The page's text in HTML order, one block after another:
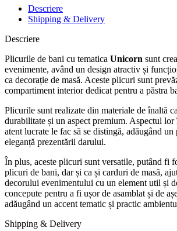
CMF-
09
Descriere
Shipping & Delivery
Descriere
Plicurile de bani cu tematica Unicorn sunt
evenimente, având un design atractiv și
ca decorație de masă. Aceste plicuri sunt
compartiment interior dedicat pentru a păstra
Plicurile sunt realizate din materiale de înaltă
durabilitate și un aspect premium. Aspectul
atent lucrate le fac să se distingă, adăugând
eleganță prezentării darului.
În plus, aceste plicuri sunt versatile, putând fi
plicuri de bani, dar și ca și carduri de masă,
decorului evenimentului cu un element util și
concepute pentru a fi ușor de asamblat și de
adăugând un accent tematic și practic
Shipping & Delivery